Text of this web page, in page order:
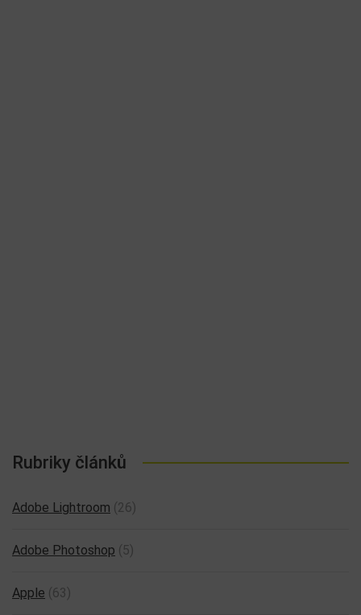
Rubriky článků
Adobe Lightroom (26)
Adobe Photoshop (5)
Apple (63)